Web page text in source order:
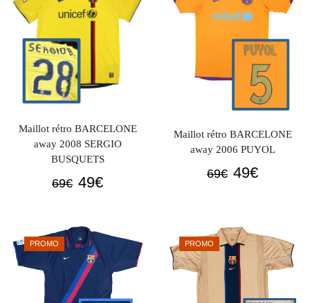
Maillot rétro BARCELONE
away 2008 SERGIO
BUSQUETS
69€ Le
était :
69€.
49€Le
est :
Maillot rétro BARCELONE
away 2006 PUYOL
69€ Le
était :
69€.
49€Le
49€.
PROMO PROMO